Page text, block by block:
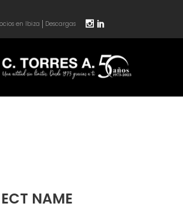
en Ibiza Descargas
NAME